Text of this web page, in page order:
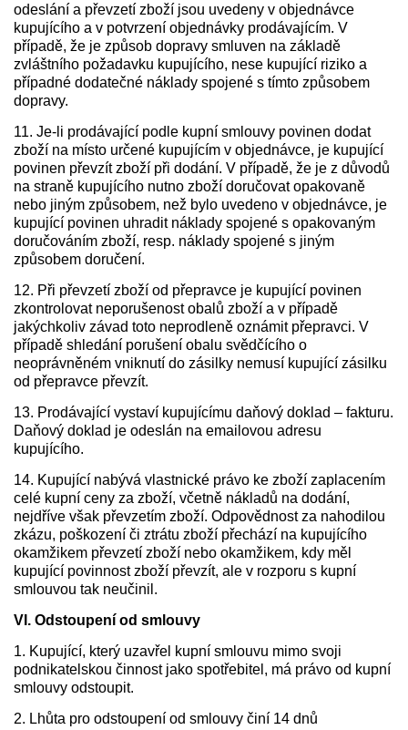
odeslání a převzetí zboží jsou uvedeny v objednávce
kupujícího a v potvrzení objednávky prodávajícím. V
případě, že je způsob dopravy smluven na základě
zvláštního požadavku kupujícího, nese kupující riziko a
případné dodatečné náklady spojené s tímto způsobem
dopravy.
11. Je-li prodávající podle kupní smlouvy povinen dodat
zboží na místo určené kupujícím v objednávce, je kupující
povinen převzít zboží při dodání. V případě, že je z důvodů
na straně kupujícího nutno zboží doručovat opakovaně
nebo jiným způsobem, než bylo uvedeno v objednávce, je
kupující povinen uhradit náklady spojené s opakovaným
doručováním zboží, resp. náklady spojené s jiným
způsobem doručení.
12. Při převzetí zboží od přepravce je kupující povinen
zkontrolovat neporušenost obalů zboží a v případě
jakýchkoliv závad toto neprodleně oznámit přepravci. V
případě shledání porušení obalu svědčícího o
neoprávněném vniknutí do zásilky nemusí kupující zásilku
od přepravce převzít.
13. Prodávající vystaví kupujícímu daňový doklad – fakturu.
Daňový doklad je odeslán na emailovou adresu
kupujícího.
14. Kupující nabývá vlastnické právo ke zboží zaplacením
celé kupní ceny za zboží, včetně nákladů na dodání,
nejdříve však převzetím zboží. Odpovědnost za nahodilou
zkázu, poškození či ztrátu zboží přechází na kupujícího
okamžikem převzetí zboží nebo okamžikem, kdy měl
kupující povinnost zboží převzít, ale v rozporu s kupní
smlouvou tak neučinil.
VI. Odstoupení od smlouvy
1. Kupující, který uzavřel kupní smlouvu mimo svoji
podnikatelskou činnost jako spotřebitel, má právo od kupní
smlouvy odstoupit.
2. Lhůta pro odstoupení od smlouvy činí 14 dnů